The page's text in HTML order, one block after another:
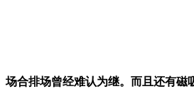
场合排场曾经难认为继。而且还有磁